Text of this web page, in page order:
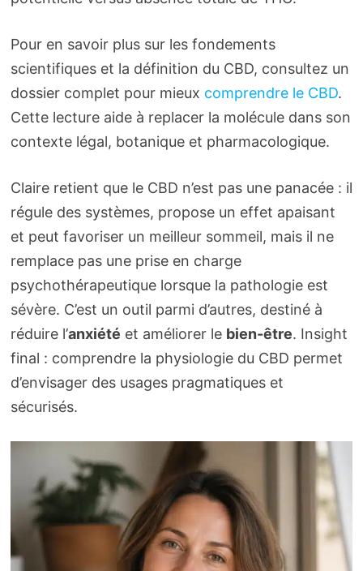
Pour en savoir plus sur les fondements
scientifiques et la définition du CBD, consultez un
dossier complet pour mieux comprendre le CBD.
Cette lecture aide à replacer la molécule dans son
contexte légal, botanique et pharmacologique.
Claire retient que le CBD n’est pas une panacée : il
régule des systèmes, propose un effet apaisant
et peut favoriser un meilleur sommeil, mais il ne
remplace pas une prise en charge
psychothérapeutique lorsque la pathologie est
sévère. C’est un outil parmi d’autres, destiné à
réduire l’anxiété et améliorer le bien-être. Insight
final : comprendre la physiologie du CBD permet
d’envisager des usages pragmatiques et
sécurisés.